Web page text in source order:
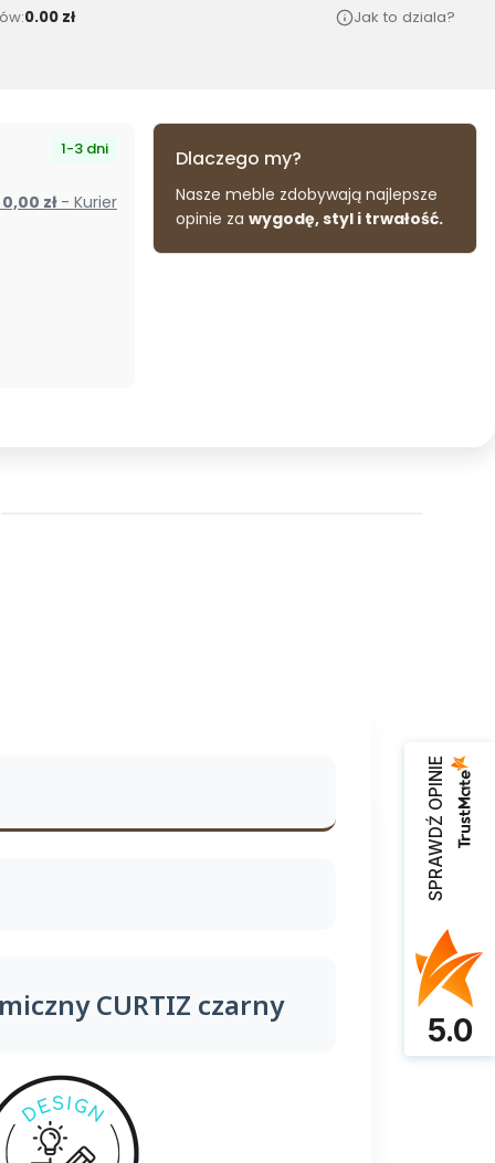
0.00 zł Jak to dziala?
1-3 dni
od 0,00 zł - Kurier
Dlaczego my?
Nasze meble zdobywają najlepsze
opinie za wygodę, styl i trwałość.
CURTIZ czarny
SPRAWDŹ OPINIE
5.0